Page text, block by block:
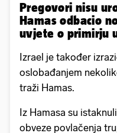
Pregovori nisu
Hamas odbacio
uvjete o primirju
Izrael je također
oslobađanjem
traži Hamas.
Iz Hamasa su
obveze povlačenja